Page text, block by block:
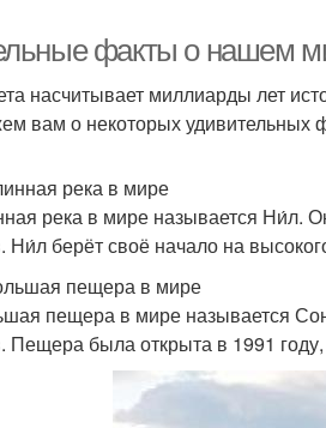
факты о нашем
насчитывает миллиарды лет
вам о некоторых удивительных
река в мире
река в мире называется Ни́л.
Ни́л берёт своё начало на
пещера в мире
пещера в мире называется
Пещера была открыта в 1991